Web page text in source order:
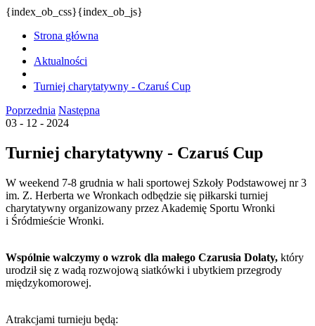
{index_ob_css}{index_ob_js}
Strona główna
Aktualności
Turniej charytatywny - Czaruś Cup
Poprzednia Następna
03 - 12 - 2024
Turniej charytatywny - Czaruś Cup
W weekend 7-8 grudnia w hali sportowej Szkoły Podstawowej nr 3
im. Z. Herberta we Wronkach odbędzie się piłkarski turniej
charytatywny organizowany przez Akademię Sportu Wronki
i Śródmieście Wronki.
Wspólnie walczymy o wzrok dla małego Czarusia Dolaty, który
urodził się z wadą rozwojową siatkówki i ubytkiem przegrody
międzykomorowej.
Atrakcjami turnieju będą: